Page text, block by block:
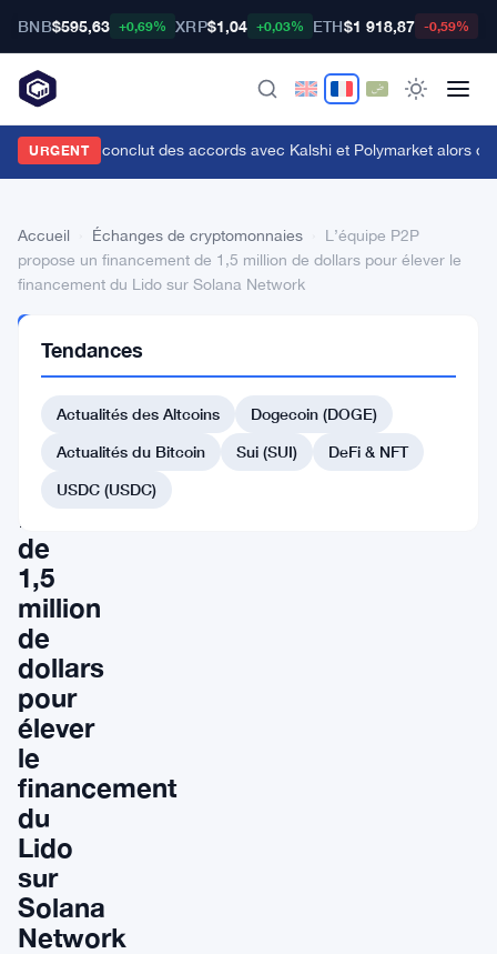
BNB$595,63 +0,69% XRP$1,04 +0,03% ETH$1 918,87 -0,59%
URGENT
Sports conclut des accords avec Kalshi et Polymarket alors
Accueil Échanges de cryptomonnaies
L’équipe P2P
propose un financement de 1,5 million de dollars pour élever le
financement du Lido sur Solana Network
CRYPTOMONNAIES
P2P
propose
financement
de
1,5
million
de
dollars
pour
élever
le
financement
du
Lido
sur
Solana
Network
Tendances
Actualités des Altcoins
Dogecoin (DOGE)
Actualités du Bitcoin
Sui (SUI)
DeFi & NFT
USDC (USDC)